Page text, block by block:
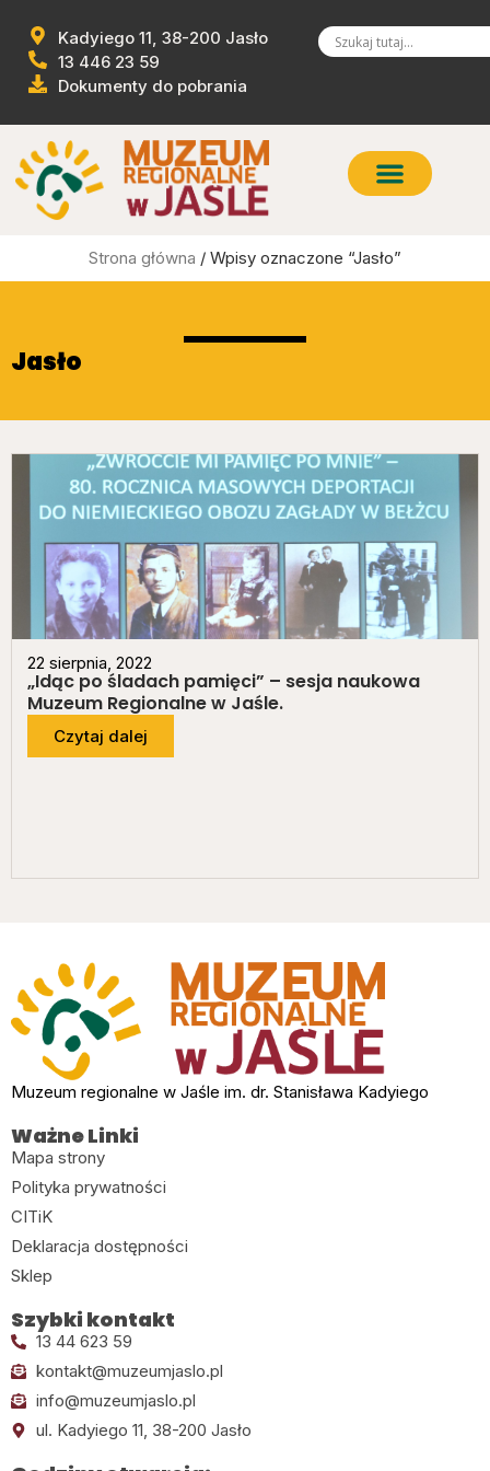
Kadyiego 11, 38-200 Jasło
13 446 23 59
Dokumenty do pobrania
Strona główna / Wpisy oznaczone “Jasło”
Jasło
22 sierpnia, 2022
„Idąc po śladach pamięci” – sesja naukowa
Muzeum Regionalne w Jaśle.
Czytaj dalej
Muzeum regionalne w Jaśle im. dr. Stanisława Kadyiego
Ważne Linki
Mapa strony
Polityka prywatności
CITiK
Deklaracja dostępności
Sklep
Szybki kontakt
13 44 623 59
kontakt@muzeumjaslo.pl
info@muzeumjaslo.pl
ul. Kadyiego 11, 38-200 Jasło